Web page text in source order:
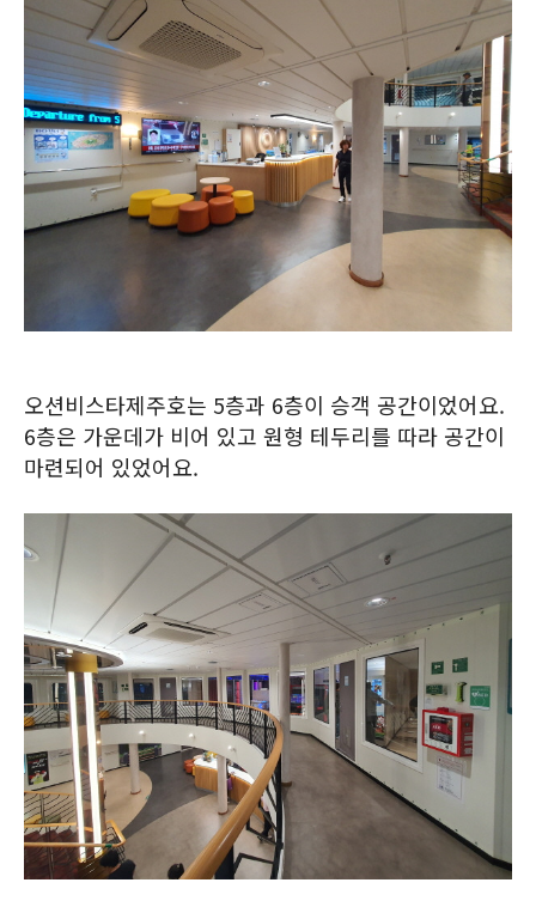
오션비스타제주호는 5층과 6층이 승객 공간이었어요.
6층은 가운데가 비어 있고 원형 테두리를 따라 공간이
마련되어 있었어요.